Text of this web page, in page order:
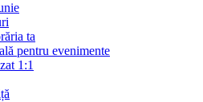
ta
pentru evenimente
1:1